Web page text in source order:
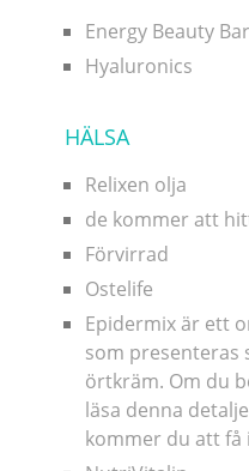
Energy Beauty Bar
Hyaluronics
HÄLSA
Relixen olja
de kommer att
Förvirrad
Ostelife
Epidermix är ett
som presenteras
örtkräm. Om du
läsa denna
kommer du att